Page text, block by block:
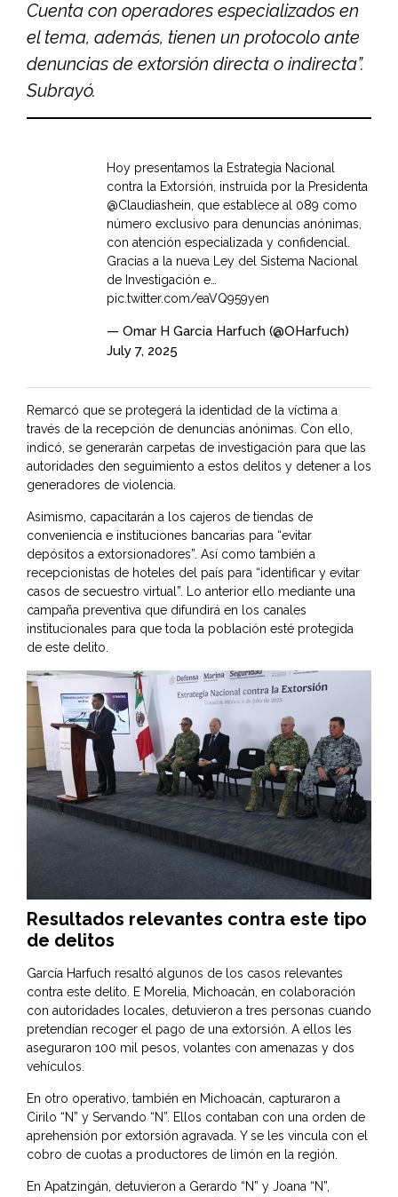
Cuenta con operadores especializados en
el tema, además, tienen un protocolo ante
denuncias de extorsión directa o indirecta”.
Subrayó.
Hoy presentamos la Estrategia Nacional
contra la Extorsión, instruida por la Presidenta
@Claudiashein , que establece al 089 como
número exclusivo para denuncias anónimas,
con atención especializada y confidencial.
Gracias a la nueva Ley del Sistema Nacional
de Investigación e…
pic.twitter.com/eaVQ959yen
— Omar H Garcia Harfuch (@OHarfuch)
July 7, 2025
Remarcó que se protegerá la identidad de la víctima a
través de la recepción de denuncias anónimas. Con ello,
indicó, se generarán carpetas de investigación para que las
autoridades den seguimiento a estos delitos y detener a los
generadores de violencia.
Asimismo, capacitarán a los cajeros de tiendas de
conveniencia e instituciones bancarias para “evitar
depósitos a extorsionadores”. Así como también a
recepcionistas de hoteles del país para “identificar y evitar
casos de secuestro virtual”. Lo anterior ello mediante una
campaña preventiva que difundirá en los canales
institucionales para que toda la población esté protegida
de este delito.
Resultados relevantes contra este tipo
de delitos
García Harfuch resaltó algunos de los casos relevantes
contra este delito. E Morelia, Michoacán, en colaboración
con autoridades locales, detuvieron a tres personas cuando
pretendían recoger el pago de una extorsión. A ellos les
aseguraron 100 mil pesos, volantes con amenazas y dos
vehículos.
En otro operativo, también en Michoacán, capturaron a
Cirilo “N” y Servando “N”. Ellos contaban con una orden de
aprehensión por extorsión agravada. Y se les vincula con el
cobro de cuotas a productores de limón en la región.
En Apatzingán, detuvieron a Gerardo “N” y Joana “N”,